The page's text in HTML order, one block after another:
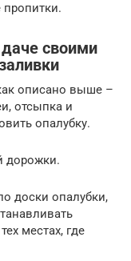
своими
описано выше –
отсыпка и
опалубку.
дорожки.
доски опалубки,
местах, где